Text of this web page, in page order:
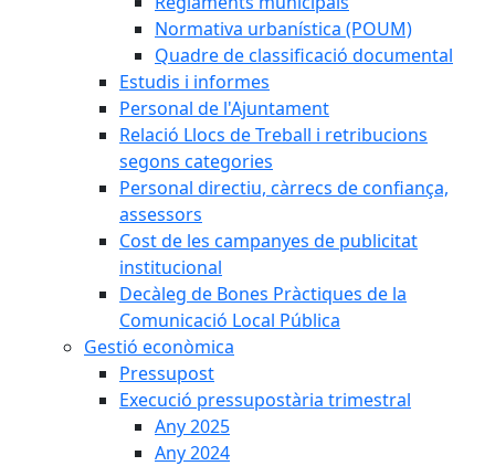
Normativa urbanística (POUM)
Quadre de classificació documental
Estudis i informes
Personal de l'Ajuntament
Relació Llocs de Treball i retribucions
segons categories
Personal directiu, càrrecs de confiança,
assessors
Cost de les campanyes de publicitat
institucional
Decàleg de Bones Pràctiques de la
Comunicació Local Pública
Gestió econòmica
Pressupost
Execució pressupostària trimestral
Any 2025
Any 2024